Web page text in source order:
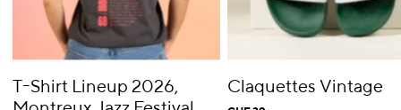
T-Shirt Lineup 2026,
Claquettes Vintage